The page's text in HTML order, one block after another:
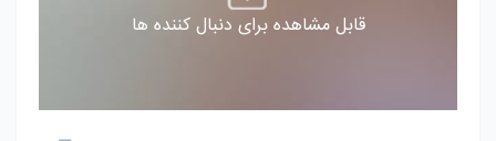
قابل مشاهده برای دنبال کننده ها